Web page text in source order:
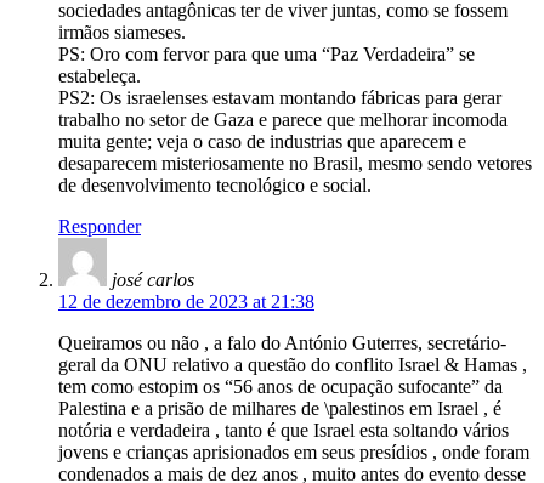
sociedades antagônicas ter de viver juntas, como se fossem
irmãos siameses.
PS: Oro com fervor para que uma “Paz Verdadeira” se
estabeleça.
PS2: Os israelenses estavam montando fábricas para gerar
trabalho no setor de Gaza e parece que melhorar incomoda
muita gente; veja o caso de industrias que aparecem e
desaparecem misteriosamente no Brasil, mesmo sendo vetores
de desenvolvimento tecnológico e social.
Responder
josé carlos
12 de dezembro de 2023 at 21:38
Queiramos ou não , a falo do António Guterres, secretário-
geral da ONU relativo a questão do conflito Israel & Hamas ,
tem como estopim os “56 anos de ocupação sufocante” da
Palestina e a prisão de milhares de \palestinos em Israel , é
notória e verdadeira , tanto é que Israel esta soltando vários
jovens e crianças aprisionados em seus presídios , onde foram
condenados a mais de dez anos , muito antes do evento desse